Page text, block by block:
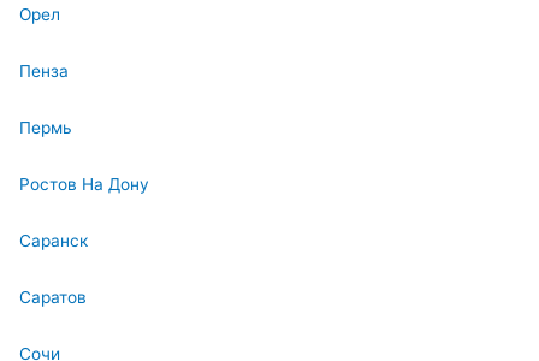
Орел
Пенза
Пермь
Ростов На Дону
Саранск
Саратов
Сочи